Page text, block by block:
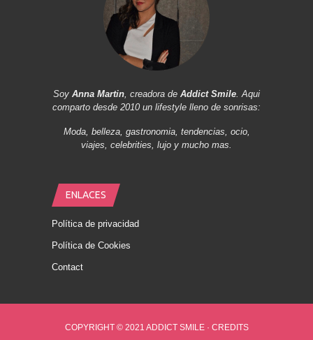
Soy Anna Martin, creadora de Addict Smile. Aqui
comparto desde 2010 un lifestyle lleno de sonrisas:
Moda, belleza, gastronomia, tendencias, ocio,
viajes, celebrities, lujo y mucho mas.
ENLACES
Política de privacidad
Política de Cookies
Contact
COPYRIGHT © 2021 ADDICT SMILE · CREDITS